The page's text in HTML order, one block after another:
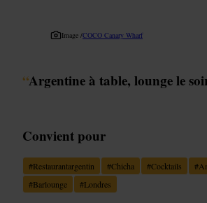
Image /COCO Canary Wharf
“Argentine à table, lounge le
Convient pour
#Restaurantargentin #Chicha #Cocktails #
#Barlounge #Londres